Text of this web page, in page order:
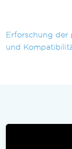
Erforschung der
und